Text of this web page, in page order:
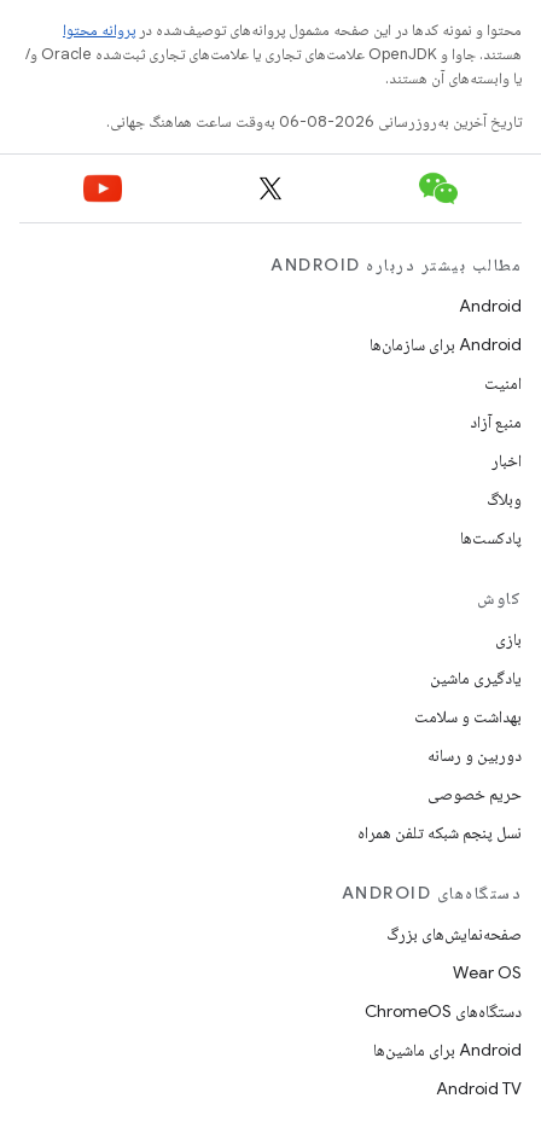
محتوا و نمونه کدها در این صفحه مشمول پروانه‌های توصیف‌شده در پروانه محتوا
هستند. جاوا و OpenJDK علامت‌های تجاری یا علامت‌های تجاری ثبت‌شده Oracle و/
یا وابسته‌های آن هستند.
تاریخ آخرین به‌روزرسانی 2026-08-06 به‌وقت ساعت هماهنگ جهانی.
مطالب بیشتر درباره ANDROID
Android
Android برای سازمان‌ها
امنیت
منبع آزاد
اخبار
وبلاگ
پادکست‌ها
کاوش
بازی
یادگیری ماشین
بهداشت و سلامت
دوربین و رسانه
حریم خصوصی
نسل پنجم شبکه تلفن همراه
دستگاه‌های ANDROID
صفحه‌نمایش‌های بزرگ
Wear OS
دستگاه‌های ChromeOS
Android برای ماشین‌ها
Android TV